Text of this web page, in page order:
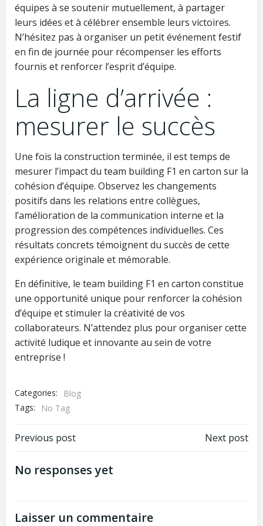
équipes à se soutenir mutuellement, à partager
leurs idées et à célébrer ensemble leurs victoires.
N’hésitez pas à organiser un petit événement festif
en fin de journée pour récompenser les efforts
fournis et renforcer l’esprit d’équipe.
La ligne d’arrivée :
mesurer le succès
Une fois la construction terminée, il est temps de
mesurer l’impact du team building F1 en carton sur la
cohésion d’équipe. Observez les changements
positifs dans les relations entre collègues,
l’amélioration de la communication interne et la
progression des compétences individuelles. Ces
résultats concrets témoignent du succès de cette
expérience originale et mémorable.
En définitive, le team building F1 en carton constitue
une opportunité unique pour renforcer la cohésion
d’équipe et stimuler la créativité de vos
collaborateurs. N’attendez plus pour organiser cette
activité ludique et innovante au sein de votre
entreprise !
Categories:
Blog
Tags:
No Tag
Post
navigation
Previous post Next post
No responses yet
Laisser un commentaire